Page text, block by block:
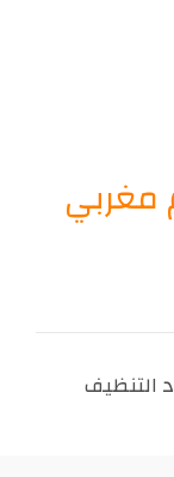
مغربي
التنظيف